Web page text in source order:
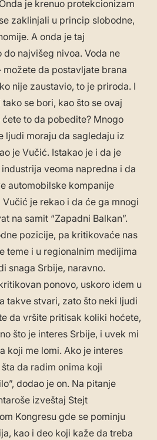
je krenuo protekcionizam
zaklinjali u princip slobodne,
A onda je taj
najvišeg nivoa. Voda ne
možete da postavljate brana
nije zaustavio, to je priroda. I
se bori, kao što se ovaj
to da pobedite? Mnogo
ljudi moraju da sagledaju iz
je Vučić. Istakao je i da je
veoma napredna i da
automobilske kompanije
je rekao i da će ga mnogi
na samit “Zapadni Balkan”.
pozicije, pa kritikovaće nas
teme i u regionalnim medijima
snaga Srbije, naravno.
ponovo, uskoro idem u
takve stvari, zato što neki ljudi
da vršite pritisak koliki hoćete,
što je interes Srbije, i uvek mi
koji me lomi. Ako je interes
da radim onima koji
dodao je on. Na pitanje
izveštaj Stejt
Kongresu gde se pominju
kao i deo koji kaže da treba